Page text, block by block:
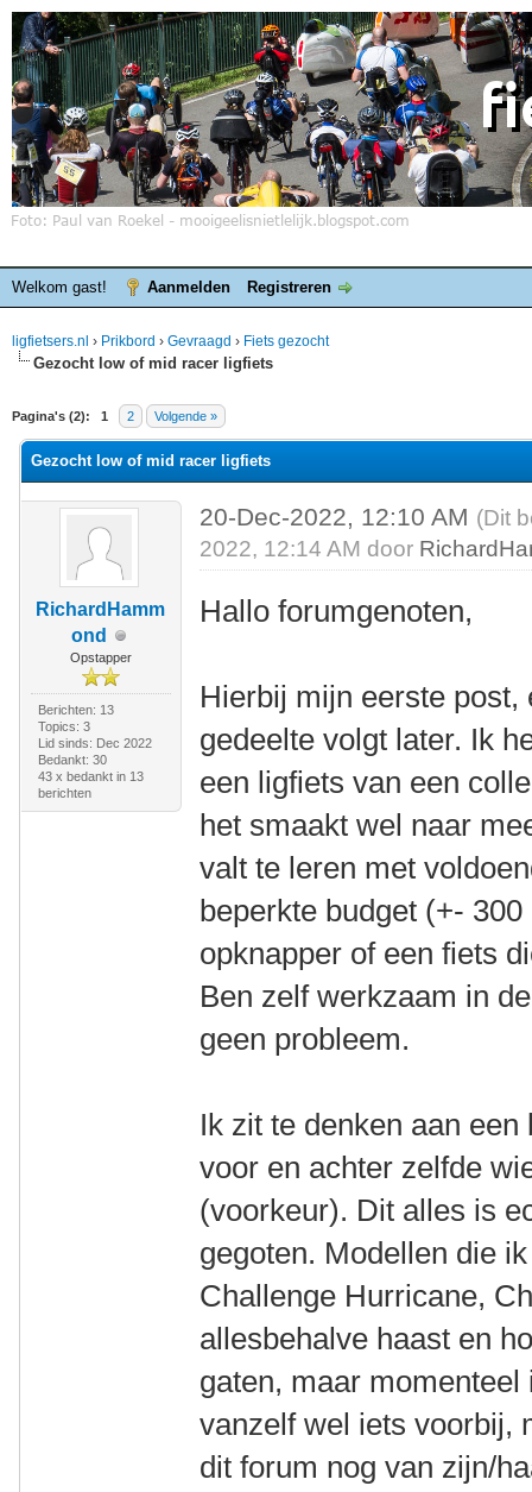
Welkom gast! Aanmelden Registreren
ligfietsers.nl › Prikbord › Gevraagd › Fiets gezocht
Gezocht low of mid racer ligfiets
Pagina's (2): 1 2 Volgende »
waardering is 0
Gezocht low of mid racer ligfiets
RichardHamm
ond
Opstapper
Berichten: 13
Topics: 3
Lid sinds: Dec 2022
Bedankt: 30
43 x bedankt in 13
berichten
20-Dec-2022, 12:10 AM (Dit
2022, 12:14 AM door
Hallo forumgenoten,
Hierbij mijn eerste
gedeelte volgt later. Ik
een ligfiets van een
het smaakt wel naar
valt te leren met
beperkte budget (+-
opknapper of een fiets
Ben zelf werkzaam in
geen probleem.
Ik zit te denken aan
voor en achter zelfde
(voorkeur). Dit alles is
gegoten. Modellen die
Challenge Hurricane,
allesbehalve haast en
gaten, maar
vanzelf wel iets voorbij,
dit forum nog van zijn/